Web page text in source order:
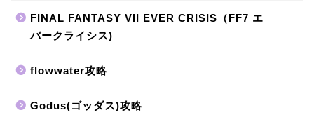
FINAL FANTASY VII EVER CRISIS（FF7 エ
バークライシス)
flowwater攻略
Godus(ゴッダス)攻略